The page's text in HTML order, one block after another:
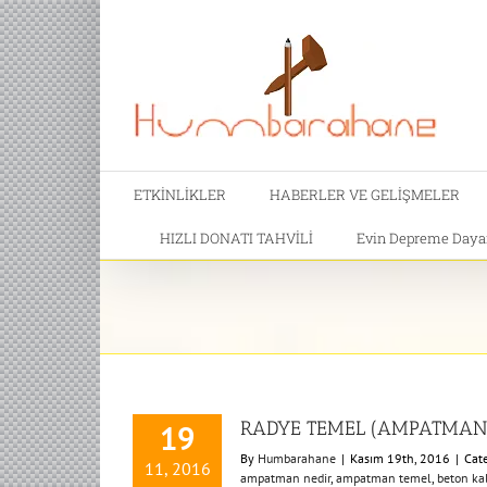
ETKİNLİKLER HABERLER VE GELİŞMELER
HIZLI DONATI TAHVİLİ Evin Depreme
19
11, 2016
RADYE TEMEL
By Humbarahane | Kasım 19th, 2016 |
ampatman nedir, ampatman temel, beton